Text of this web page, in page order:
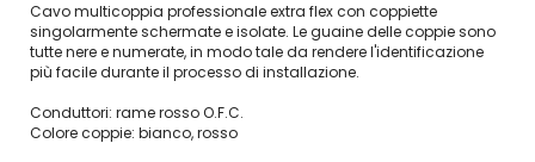
Cavo multicoppia professionale extra flex con coppiette
singolarmente schermate e isolate. Le guaine delle coppie sono
tutte nere e numerate, in modo tale da rendere l'identificazione
più facile durante il processo di installazione.
Conduttori: rame rosso O.F.C.
Colore coppie: bianco, rosso